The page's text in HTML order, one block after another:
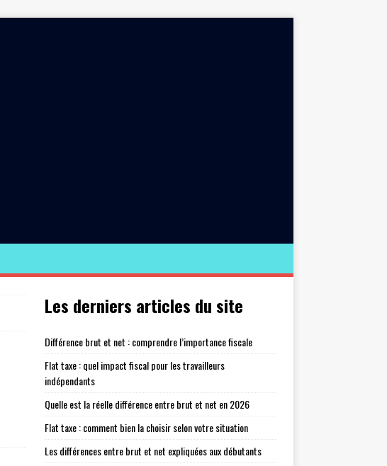
Les derniers articles du site
Différence brut et net : comprendre l’importance fiscale
Flat taxe : quel impact fiscal pour les travailleurs
indépendants
Quelle est la réelle différence entre brut et net en 2026
Flat taxe : comment bien la choisir selon votre situation
Les différences entre brut et net expliquées aux débutants